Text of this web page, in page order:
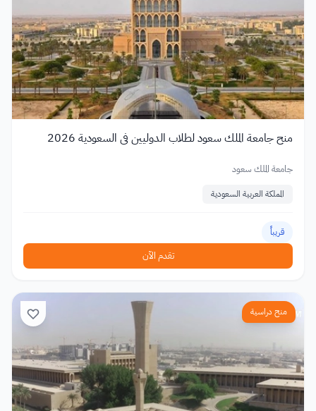
منح جامعة الملك سعود لطلاب الدوليين في السعودية 2026
جامعة الملك سعود
المملكة العربية السعودية
قريباً
تقدم الآن
منح دراسية